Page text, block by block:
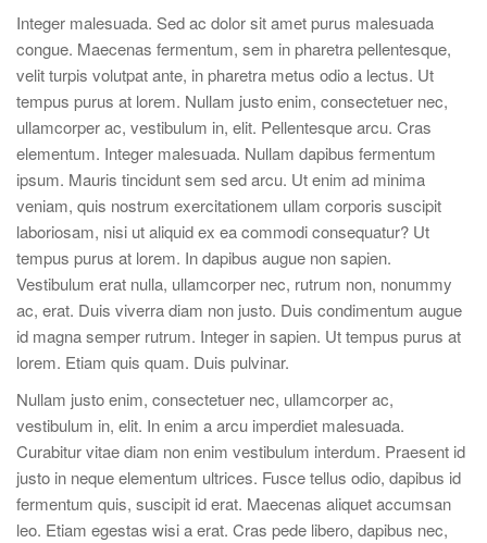
Integer malesuada. Sed ac dolor sit amet purus malesuada
congue. Maecenas fermentum, sem in pharetra pellentesque,
velit turpis volutpat ante, in pharetra metus odio a lectus. Ut
tempus purus at lorem. Nullam justo enim, consectetuer nec,
ullamcorper ac, vestibulum in, elit. Pellentesque arcu. Cras
elementum. Integer malesuada. Nullam dapibus fermentum
ipsum. Mauris tincidunt sem sed arcu. Ut enim ad minima
veniam, quis nostrum exercitationem ullam corporis suscipit
laboriosam, nisi ut aliquid ex ea commodi consequatur? Ut
tempus purus at lorem. In dapibus augue non sapien.
Vestibulum erat nulla, ullamcorper nec, rutrum non, nonummy
ac, erat. Duis viverra diam non justo. Duis condimentum augue
id magna semper rutrum. Integer in sapien. Ut tempus purus at
lorem. Etiam quis quam. Duis pulvinar.
Nullam justo enim, consectetuer nec, ullamcorper ac,
vestibulum in, elit. In enim a arcu imperdiet malesuada.
Curabitur vitae diam non enim vestibulum interdum. Praesent id
justo in neque elementum ultrices. Fusce tellus odio, dapibus id
fermentum quis, suscipit id erat. Maecenas aliquet accumsan
leo. Etiam egestas wisi a erat. Cras pede libero, dapibus nec,